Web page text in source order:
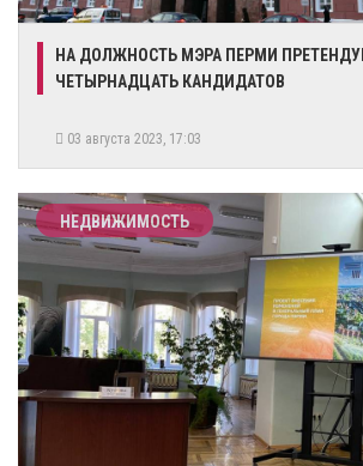
​НА ДОЛЖНОСТЬ МЭРА ПЕРМИ
ЧЕТЫРНАДЦАТЬ КАНДИДАТОВ
03 августа 2023, 17:03
НЕДВИЖИМОСТЬ